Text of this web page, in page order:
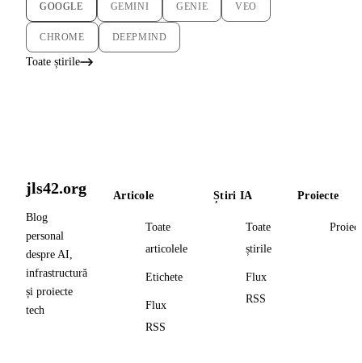
GOOGLE GEMINI GENIE VEO
CHROME DEEPMIND
Toate știrile
jls42.org
Blog
personal
despre AI,
infrastructură
și proiecte
tech
Articole
Toate
articolele
Etichete
Flux
RSS
Știri IA
Toate
știrile
Flux
RSS
Proiecte